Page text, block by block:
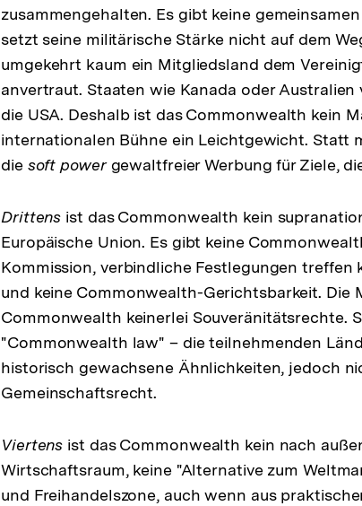
zusammengehalten. Es gibt keine
setzt seine militärische Stärke nicht auf dem
umgekehrt kaum ein Mitgliedsland dem
anvertraut. Staaten wie Kanada oder
die USA. Deshalb ist das Commonwealth kein
internationalen Bühne ein Leichtgewicht. Statt
die soft powergewaltfreier Werbung für Ziele,
Drittens ist das Commonwealth kein
Europäische Union. Es gibt keine
Kommission, verbindliche Festlegungen
und keine Commonwealth-Gerichtsbarkeit. Die
Commonwealth keinerlei Souveränitätsrechte.
"Commonwealth law" – die teilnehmenden
historisch gewachsene Ähnlichkeiten, jedoch
Gemeinschaftsrecht.
Viertens ist das Commonwealth kein nach
Wirtschaftsraum, keine "Alternative zum
und Freihandelszone, auch wenn aus